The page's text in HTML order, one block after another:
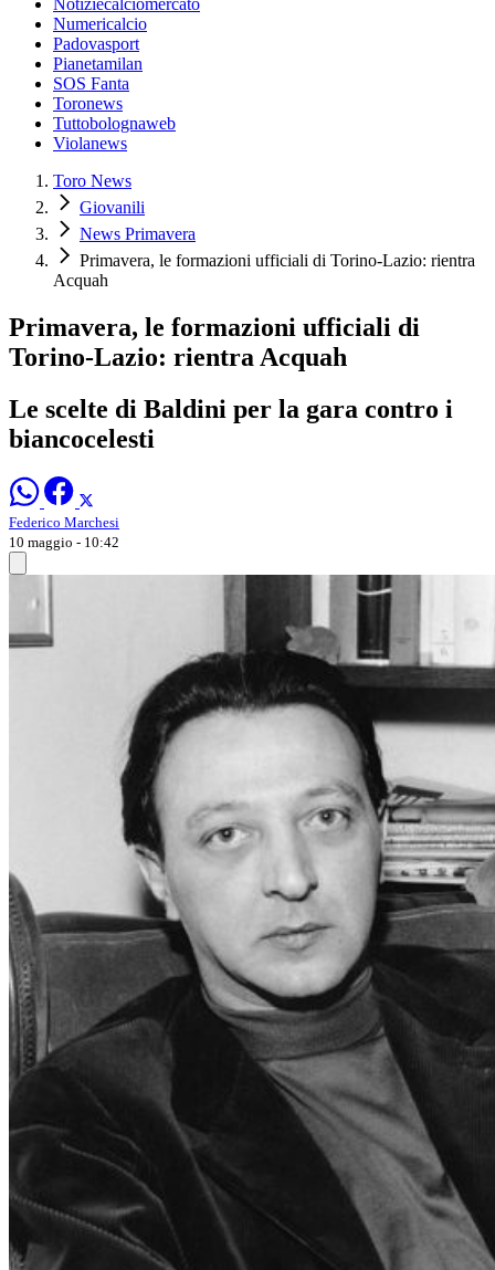
Notiziecalciomercato
Numericalcio
Padovasport
Pianetamilan
SOS Fanta
Toronews
Tuttobolognaweb
Violanews
Toro News
Giovanili
News Primavera
Primavera, le formazioni ufficiali di Torino-Lazio: rientra
Acquah
Primavera, le formazioni ufficiali di
Torino-Lazio: rientra Acquah
Le scelte di Baldini per la gara contro i
biancocelesti
Federico Marchesi
10 maggio - 10:42